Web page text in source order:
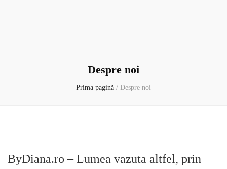
Despre noi
Prima pagină / Despre noi
ByDiana.ro – Lumea vazuta altfel, prin